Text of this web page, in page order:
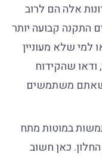
אלה הם לרוב
התקנה קבועה יותר
שלא מעוניין
שהקידוח
משתמשים
במוטות מתח
כאן חשוב